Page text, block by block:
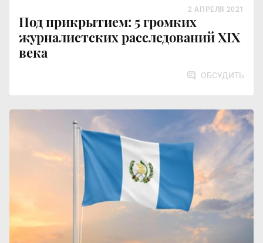
Под прикрытием: 5 громких
журналистских расследований ХIХ
века
2 АПРЕЛЯ 2021
ОБСУДИТЬ